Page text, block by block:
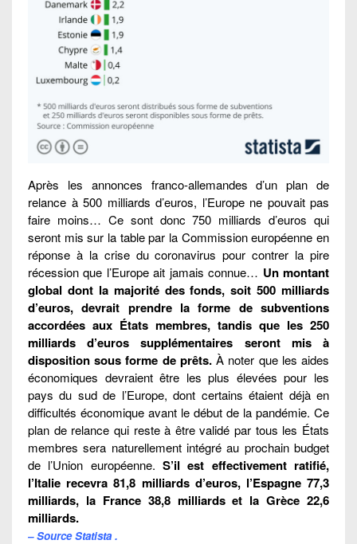
Après les annonces franco-allemandes d’un plan de
relance à 500 milliards d’euros, l’Europe ne pouvait pas
faire moins… Ce sont donc 750 milliards d’euros qui
seront mis sur la table par la Commission européenne en
réponse à la crise du coronavirus pour contrer la pire
récession que l’Europe ait jamais connue… Un montant
global dont la majorité des fonds, soit 500 milliards
d’euros, devrait prendre la forme de subventions
accordées aux États membres, tandis que les 250
milliards d’euros supplémentaires seront mis à
disposition sous forme de prêts.À noter que les aides
économiques devraient être les plus élevées pour les
pays du sud de l’Europe, dont certains étaient déjà en
difficultés économique avant le début de la pandémie. Ce
plan de relance qui reste à être validé par tous les États
membres sera naturellement intégré au prochain budget
de l’Union européenne. S’il est effectivement ratifié,
l’Italie recevra 81,8 milliards d’euros, l’Espagne 77,3
milliards, la France 38,8 milliards et la Grèce 22,6
milliards.
– SourceStatista .